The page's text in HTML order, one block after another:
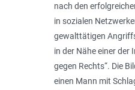
nach den
in sozialen
gewalttätigen
in der Nähe einer der
gegen Rechts“. Die
einen Mann mit